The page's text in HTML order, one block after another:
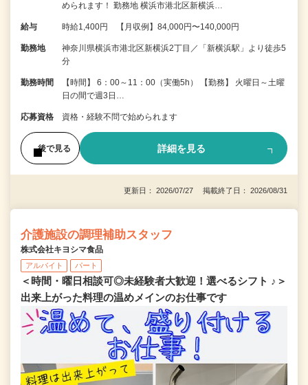
められます！ 勤務地 横浜市港北区新横浜…
給与 時給1,400円 【月収例】84,000円〜140,000円
勤務地
神奈川県横浜市港北区新横浜2丁目／「新横浜駅」より徒歩5
分
勤務時間
【時間】 6：00～11：00（実働5h） 【勤務】 火曜日～土曜
日の間で週3日…
応募資格 資格・経験不問で始められます
後で見る 詳細を見る
更新日： 2026/07/27 掲載終了日： 2026/08/31
介護施設の調理補助スタッフ
株式会社キヨシマ食品
アルバイト パート
＜時間・曜日相談可◎未経験者大歓迎！選べるシフト ♪＞
出来上がった料理の温めメインのお仕事です